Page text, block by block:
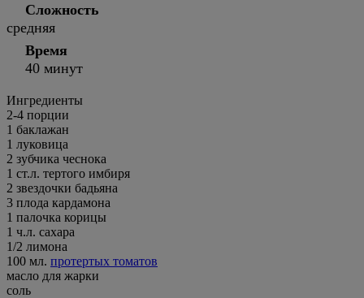
Сложность
средняя
Время
40 минут
Ингредиенты
2-4 порции
1 баклажан
1 луковица
2 зубчика чеснока
1 ст.л. тертого имбиря
2 звездочки бадьяна
3 плода кардамона
1 палочка корицы
1 ч.л. сахара
1/2 лимона
100 мл. протертых томатов
масло для жарки
соль